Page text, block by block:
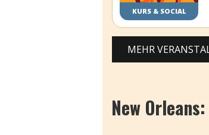
KURS & SOCIAL
MEHR
New